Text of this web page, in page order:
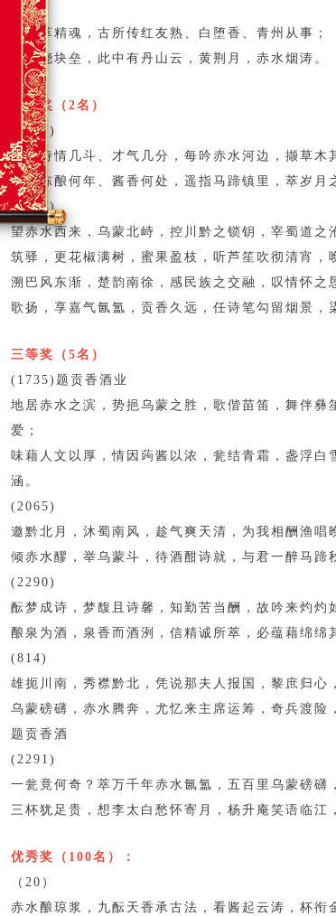
(205)
五谷萃精魂，古所传红友熟、白堕香、青州从事；
一杯浇块垒，此中有丹山云，黄荆月，赤水烟涛。
二等奖（2名）
(2047)
许我诗情几斗、才气几分，每吟赤水河边，撷草木
问君陈酿何年、酱香何处，遥指马蹄镇里，萃岁月
(1937)
望赤水西来，乌蒙北峙，控川黔之锁钥，宰蜀道
筑驿，更花椒满树，蜜果盈枝，听芦笙吹彻清宵，
溯巴风东渐，楚韵南徐，感民族之交融，叹情怀
歌扬，享嘉气氤氲，贡香久远，任诗笔勾留烟景，
三等奖（5名）
(1735)题贡香酒业
地居赤水之滨，势挹乌蒙之胜，歌偕苗笛，舞伴
爱；
味藉人文以厚，情因蒟酱以浓，瓮结青霜，盏浮
涵。
(2065)
邀黔北月，沐蜀南风，趁气爽天清，为我相酬渔唱
倾赤水醪，举乌蒙斗，待酒酣诗就，与君一醉马蹄
(2290)
酝梦成诗，梦馥且诗馨，知勤苦当酬，故吟来灼灼
酿泉为酒，泉香而酒洌，信精诚所萃，必蕴藉绵绵
(814)
雄扼川南，秀襟黔北，凭说那夫人报国，黎庶归心
乌蒙磅礴，赤水腾奔，尤忆来主席运筹，奇兵渡险
题贡香酒
(2291)
一瓮竟何奇？萃万千年赤水氤氲，五百里乌蒙磅礴
三杯犹足贵，想李太白愁怀寄月，杨升庵笑语临江
优秀奖（100名）：
（20）
赤水酿琼浆，九酝天香承古法，看酱起云涛，杯衔